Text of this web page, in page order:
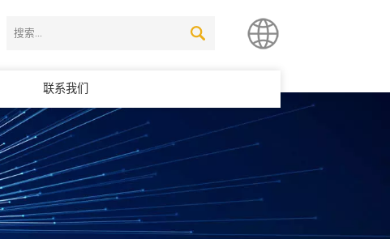
简体中文
English
联系我们